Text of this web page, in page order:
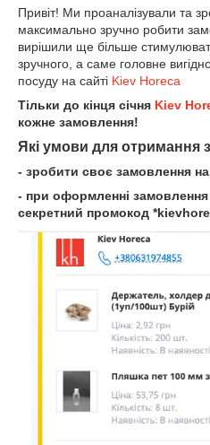
Привіт! Ми проаналізували та
максимально зручно робити
вирішили ще більше
зручного, а саме головне
посуду на сайті Kiev Horeca
Тільки до кінця січня Kiev
кожне замовлення!
Які умови для отримання
- зробити своє замовлення на
- при оформленні замовлення
секретний промокод